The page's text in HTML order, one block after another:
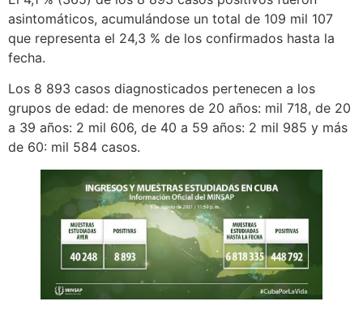
asintomáticos, acumulándose un total de 109 mil 107
que representa el 24,3 % de los confirmados hasta la
fecha.
Los 8 893 casos diagnosticados pertenecen a los
grupos de edad: de menores de 20 años: mil 718, de 20
a 39 años: 2 mil 606, de 40 a 59 años: 2 mil 985 y más
de 60: mil 584 casos.